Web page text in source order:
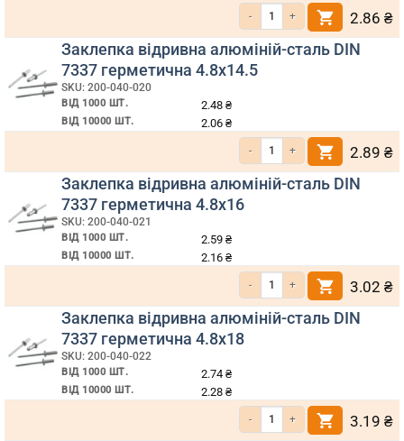
Кількість Заклепка відривна
2.86 ₴
Заклепка відривна алюміній-сталь DIN
7337 герметична 4.8х14.5
SKU: 200-040-020
ВІД 1000 ШТ. 2.48 ₴
ВІД 10000 ШТ. 2.06 ₴
Кількість Заклепка відривна
2.89 ₴
Заклепка відривна алюміній-сталь DIN
7337 герметична 4.8х16
SKU: 200-040-021
ВІД 1000 ШТ. 2.59 ₴
ВІД 10000 ШТ. 2.16 ₴
Кількість Заклепка відривна
3.02 ₴
Заклепка відривна алюміній-сталь DIN
7337 герметична 4.8х18
SKU: 200-040-022
ВІД 1000 ШТ. 2.74 ₴
ВІД 10000 ШТ. 2.28 ₴
Кількість Заклепка відривна
3.19 ₴